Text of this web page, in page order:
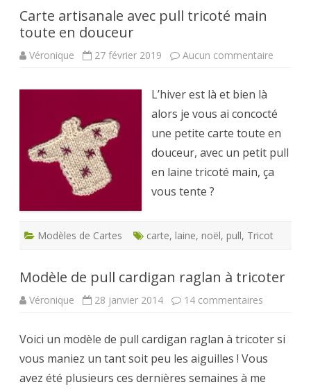
Carte artisanale avec pull tricoté main
toute en douceur
Véronique 27 février 2019 Aucun commentaire
main
en
L’hiver est là et bien là
alors je vous ai concocté
une petite carte toute en
douceur, avec un petit pull
en laine tricoté main, ça
vous tente ?
Modèles de Cartes carte, laine, noël, pull, Tricot
Modèle de pull cardigan raglan à tricoter
Véronique 28 janvier 2014 14 commentaires
cardigan
raglan
à
tricoter
Voici un modèle de pull cardigan raglan à tricoter si
vous maniez un tant soit peu les aiguilles ! Vous
avez été plusieurs ces dernières semaines à me